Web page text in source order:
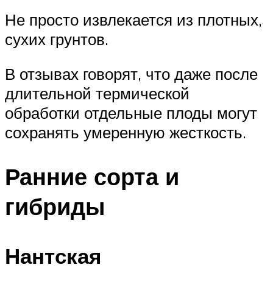
Не просто извлекается из плотных,
сухих грунтов.
В отзывах говорят, что даже после
длительной термической
обработки отдельные плоды могут
сохранять умеренную жесткость.
Ранние сорта и
гибриды
Нантская